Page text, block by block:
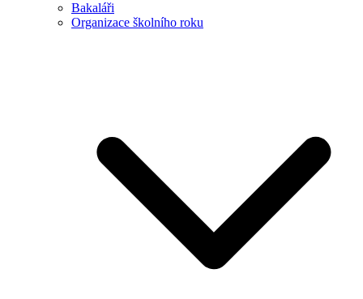
Bakaláři
Organizace školního roku